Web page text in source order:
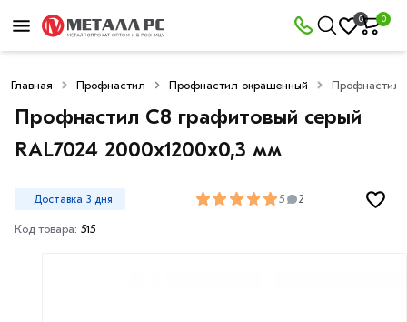
0 0
Главная Профнастил Профнастил окрашенный Профнастил
Профнастил С8 графитовый серый
RAL7024 2000х1200х0,3 мм
Доставка 3 дня 5 2
Код товара: 515